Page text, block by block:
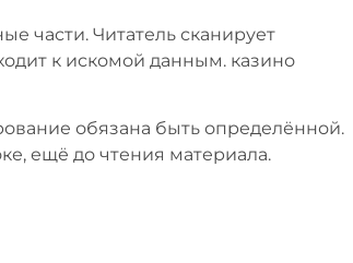
части. Читатель сканирует
к искомой данным. казино
обязана быть определённой.
ещё до чтения материала.